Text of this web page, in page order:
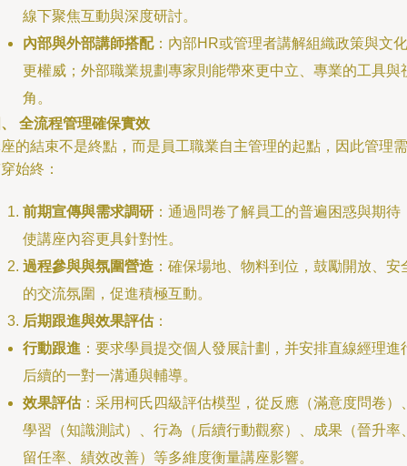
線下聚焦互動與深度研討。
內部與外部講師搭配：內部HR或管理者講解組織政策與文化
更權威；外部職業規劃專家則能帶來更中立、專業的工具與
角。
全流程管理確保實效
的結束不是終點，而是員工職業自主管理的起點，因此管理需
始終：
前期宣傳與需求調研 ：通過問卷了解員工的普遍困惑與期待
使講座內容更具針對性。
過程參與與氛圍營造 ：確保場地、物料到位，鼓勵開放、安
的交流氛圍，促進積極互動。
后期跟進與效果評估：
行動跟進 ：要求學員提交個人發展計劃，并安排直線經理進
后續的一對一溝通與輔導。
效果評估：采用柯氏四級評估模型，從反應（滿意度問卷）
學習（知識測試）、行為（后續行動觀察）、成果（晉升率
留任率、績效改善）等多維度衡量講座影響。